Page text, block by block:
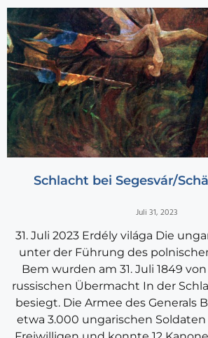
Schlacht bei Segesvár/
Juli 31, 2023
31. Juli 2023 Erdély világa Die
unter der Führung des
Bem wurden am 31. Juli 1849
russischen Übermacht In der
besiegt. Die Armee des Generals
etwa 3.000 ungarischen